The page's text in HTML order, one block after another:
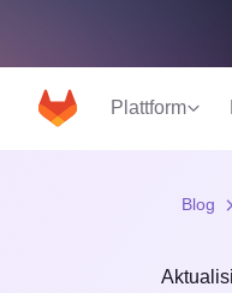
Plattform
Blog